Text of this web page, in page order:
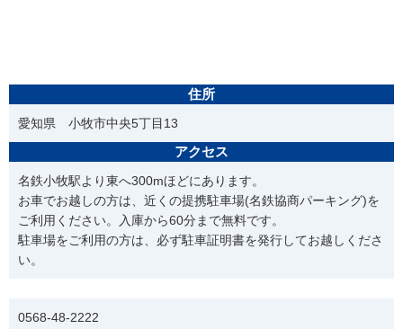
住所
愛知県 小牧市中央5丁目13
アクセス
名鉄小牧駅より東へ300mほどにあります。
お車でお越しの方は、近くの提携駐車場(名鉄協商パーキング)を
ご利用ください。入庫から60分まで無料です。
駐車場をご利用の方は、必ず駐車証明書を発行してお越しくださ
い。
0568-48-2222